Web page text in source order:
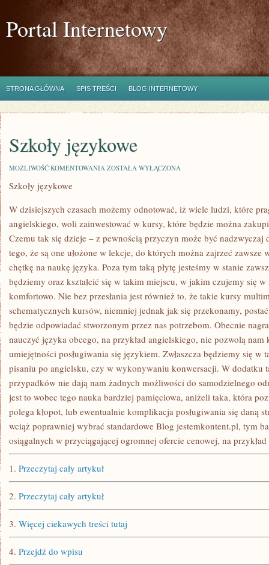
Portal Internetowy
STRONA GŁÓWNA SPIS TREŚCI BLOG INTERNETOWY
Szkoły językowe
MOŻLIWOŚĆ KOMENTOWANIA SZKOŁY
ZOSTAŁA WYŁĄCZONA
Szkoły językowe
W dzisiejszych czasach możemy odnotować, iż wiele ludzi, które
angielskiego, woli zainwestować w kursy, które będzie można
Czemu tak się dzieje – z pewnością przyczyn może być
tego, że są one ułożone w lekcje, do których można zajrzeć zawsze
chętkę na naukę języka. Poza tym taką płytę jesteśmy w stanie
będziemy oraz kształcić się w takim miejscu, w jakim czujemy się
komfortowo. Nie bez przesłania jest również to, że takie kursy
schematycznych kursów, niemniej jednak jak się przekonamy,
będzie odpowiadać stworzonym przez nas potrzebom. Obecnie
nauczyć języka obcego, na przykład angielskiego, nie pozwolą nam
umiejętności posługiwania się językiem. Zwłaszcza będziemy się
pisaniu po angielsku, czy w wykonywaniu konwersacji. W dodatku
przypadków nie dają nam żadnych możliwości do samodzielnego
jest to wobec tego nauka bardziej pamięciowa, aniżeli taka, która
polega kłopot, lub ewentualnie komplikacja posługiwania się daną
wciąż poprawniej wybrać standardowe Blog jestemkontent.pl, tym
osiągalnych w przyciągającej ogromnej ofercie cenowej, na
1. Przeczytaj cały artykuł
2. Przeczytaj cały artykuł
3. Więcej ciekawych treści tutaj
4. Przejdź do wpisu